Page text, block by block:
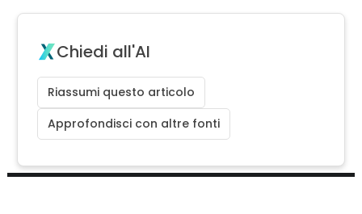
Chiedi all'AI
Riassumi questo articolo
Approfondisci con altre fonti